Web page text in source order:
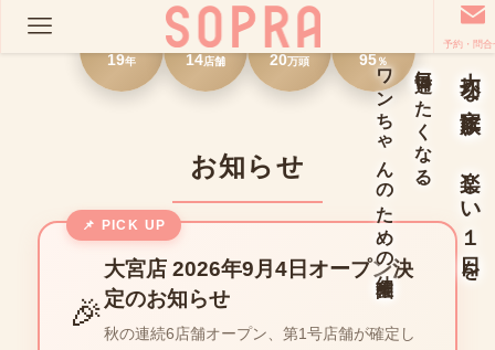
予約・問合
19年
首都圏
14店舗
実績
20万頭 95％ 大切な家族に、楽しい１日を
毎日通いたくなる、
ワンちゃんのための幼稚園
お知らせ
📌 PICK UP
🎉
大宮店 2026年9月4日オープン決
定のお知らせ
秋の連続6店舗オープン、第1号店舗が確定し